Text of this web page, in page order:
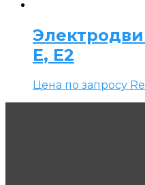
Е, Е2
Цена по запросу